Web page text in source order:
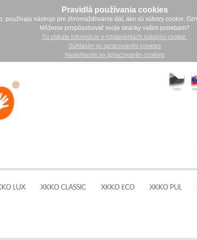
Pravidlá používania cookies
používajú nástroje pre zhromažďovanie dát, ako sú súbory cookie.
Môžeme prispôsobovať svoje stránky vašim potrebám?
Tu získate informácie o nastaveniach súborov cookie.
Súhlasím so spracovaním cookies
Nesúhlasím so spracovaním cookies
LUX XKKO CLASSIC XKKO ECO XKKO PUL